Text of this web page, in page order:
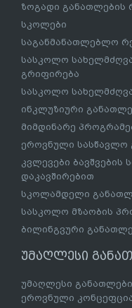
ზოგადი განათლების
სკოლები
საგანმანათლებლო
სასკოლო
გრიფირება
სასკოლო
ინკლუზიური
მიმდინარე
ეროვნული სასწავლო
კვლევები ბავშვების
დაკავშირებით
სკოლამდელი
სასკოლო მზაობის
ბილინგვური
უმაღლესი
უმაღლესი
ეროვნული